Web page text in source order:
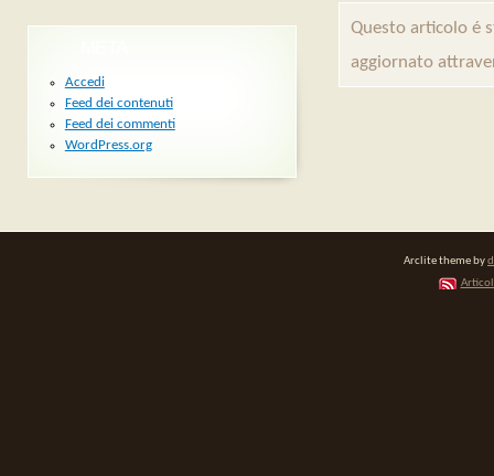
Questo articolo é
aggiornato
Accedi
Feed dei contenuti
Feed dei commenti
WordPress.org
Arclite theme by